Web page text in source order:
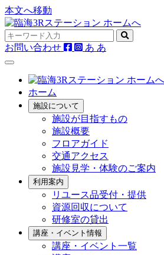
本文へ移動
お問い合わせ あ あ
ホーム
施設について
施設が目指すもの
施設概要
フロアガイド
交通アクセス
施設見学・体験のご案内
利用案内
リユース品受付・提供
資源回収について
研修室の貸出
講座・イベント情報
講座・イベント一覧